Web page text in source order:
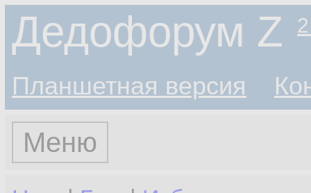
Дедофорум Z
Планшетная версия
Меню